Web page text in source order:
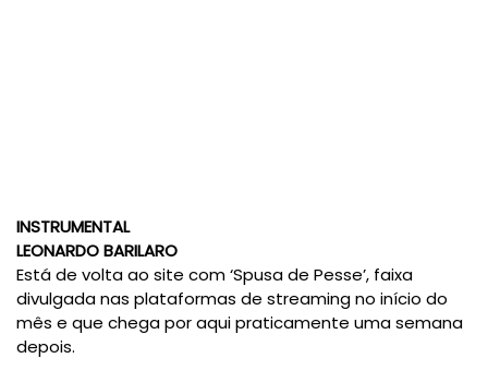
INSTRUMENTAL
LEONARDO BARILARO
Está de volta ao site com ‘Spusa de Pesse’, faixa
divulgada nas plataformas de streaming no início do
mês e que chega por aqui praticamente uma semana
depois.